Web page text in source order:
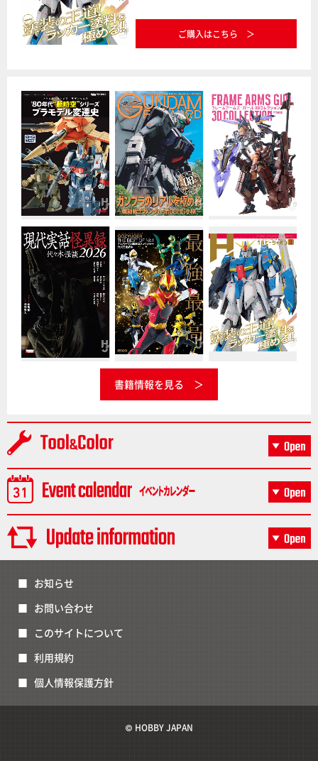
ご購入はこちら
書籍情報を見る
お知らせ
お問い合わせ
このサイトについて
利用規約
個人情報保護方針
© HOBBY JAPAN